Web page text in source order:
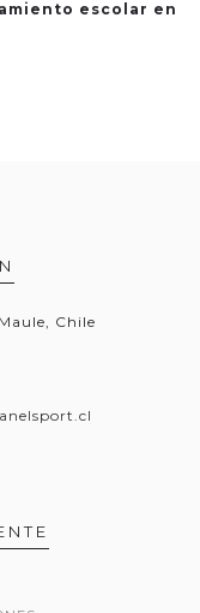
escolar en
Chile